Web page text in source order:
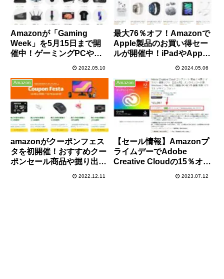
Amazonが「Gaming
Week」を5月15日まで開
催中！ゲーミングPCやモ
タブレットもなぜかセール
2022.05.10
最大76％オフ！Amazonで
Apple製品のお買い得セー
ルが開催中！iPadやApple
2024.05.06
Amazon
amazonがクーポンフェス
タを初開催！おすすめクー
ポンセール商品や掘り出し
2022.12.11
Amazon
【セール情報】Amazonプ
ライムデーでAdobe
Creative Cloudの15％オフ
2023.07.12